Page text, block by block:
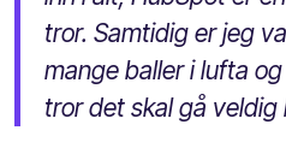
tror. Samtidig er jeg
mange baller i lufta
tror det skal gå veldig